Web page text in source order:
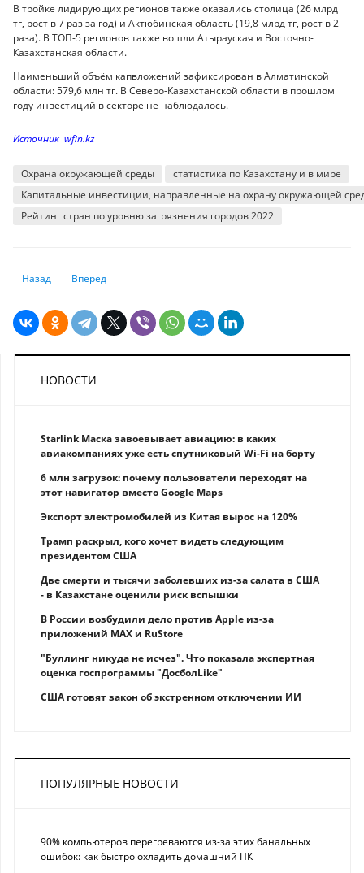
В тройке лидирующих регионов также оказались столица (26 млрд
тг, рост в 7 раз за год) и Актюбинская область (19,8 млрд тг, рост в 2
раза). В ТОП-5 регионов также вошли Атырауская и Восточно-
Казахстанская области.
Наименьший объём капвложений зафиксирован в Алматинской
области: 579,6 млн тг. В Северо-Казахстанской области в прошлом
году инвестиций в секторе не наблюдалось.
Источник wfin.kz
Охрана окружающей среды
статистика по Казахстану и в мире
Капитальные инвестиции, направленные на охрану окружающей
Рейтинг стран по уровню загрязнения городов 2022
Предыдущий: Инвестиции в АПК подскочили на треть
Назад Следующий: В рейтинге лучших стран для образования
Вперед
НОВОСТИ
Starlink Маска завоевывает авиацию: в каких
авиакомпаниях уже есть спутниковый Wi-Fi на борту
6 млн загрузок: почему пользователи переходят на
этот навигатор вместо Google Maps
Экспорт электромобилей из Китая вырос на 120%
Трамп раскрыл, кого хочет видеть следующим
президентом США
Две смерти и тысячи заболевших из-за салата в США
- в Казахстане оценили риск вспышки
В России возбудили дело против Apple из-за
приложений MAX и RuStore
"Буллинг никуда не исчез". Что показала экспертная
оценка госпрограммы "ДосболLike"
США готовят закон об экстренном отключении ИИ
ПОПУЛЯРНЫЕ НОВОСТИ
90% компьютеров перегреваются из-за этих банальных
ошибок: как быстро охладить домашний ПК